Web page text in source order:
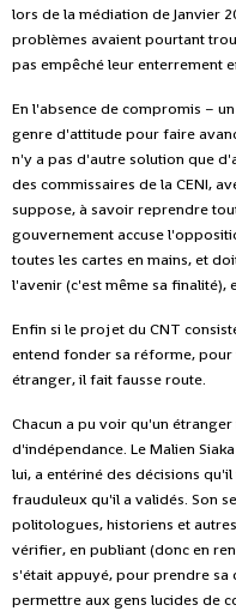
lors de la médiation de Janvier
problèmes avaient pourtant
pas empêché leur enterrement
En l'absence de compromis –
genre d'attitude pour faire
n'y a pas d'autre solution que
des commissaires de la CENI,
suppose, à savoir reprendre
gouvernement accuse
toutes les cartes en mains, et
l'avenir (c'est même sa
Enfin si le projet du CNT
entend fonder sa réforme,
étranger, il fait fausse route.
Chacun a pu voir qu'un
d'indépendance. Le Malien
lui, a entériné des décisions
frauduleux qu'il a validés. Son
politologues, historiens et
vérifier, en publiant (donc en
s'était appuyé, pour prendre sa
permettre aux gens lucides de